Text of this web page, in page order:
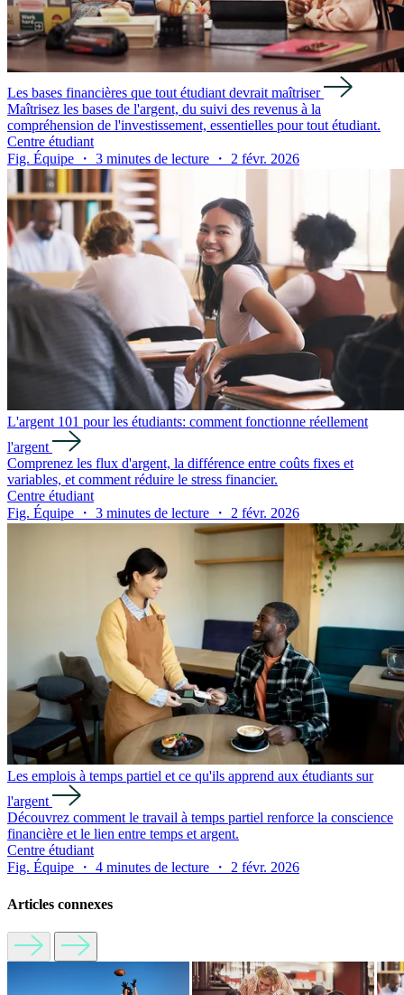
Les bases financières que tout étudiant devrait maîtriser
Maîtrisez les bases de l'argent, du suivi des revenus à la
compréhension de l'investissement, essentielles pour tout étudiant.
Centre étudiant
Fig. Équipe ・ 3 minutes de lecture ・ 2 févr. 2026
L'argent 101 pour les étudiants: comment fonctionne réellement
l'argent
Comprenez les flux d'argent, la différence entre coûts fixes et
variables, et comment réduire le stress financier.
Centre étudiant
Fig. Équipe ・ 3 minutes de lecture ・ 2 févr. 2026
Les emplois à temps partiel et ce qu'ils apprend aux étudiants sur
l'argent
Découvrez comment le travail à temps partiel renforce la conscience
financière et le lien entre temps et argent.
Centre étudiant
Fig. Équipe ・ 4 minutes de lecture ・ 2 févr. 2026
Articles connexes